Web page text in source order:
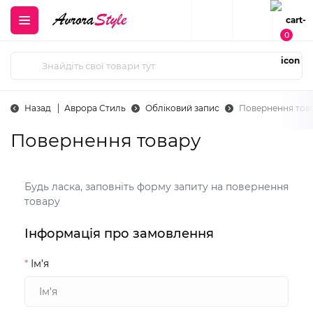
0
Назад Аврора Стиль Обліковий запис Повернення
Повернення товару
Будь ласка, заповніть форму запиту на повернення
товару
Інформація про замовлення
* Ім’я